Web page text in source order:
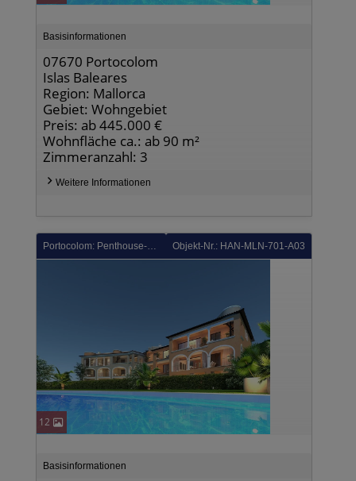
Basisinformationen
07670 Portocolom
Islas Baleares
Region: Mallorca
Gebiet: Wohngebiet
Preis: ab 445.000 €
Wohnfläche ca.: ab 90 m²
Zimmeranzahl: 3
Weitere Informationen
Portocolom: Penthouse-Wohnungen mit 2 Schlafzimmern, 2 Bädern, Dachterrasse, Einbauküchen mit Elektrogeräten, Klimaanlage und Kfz-Stellplatz nur 150 m vom Hafen Objekt-Nr.: HAN-MLN-701-A03
12
Basisinformationen